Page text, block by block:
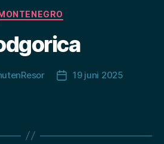
Kategorier
Inläggsdatum
19 juni 2025